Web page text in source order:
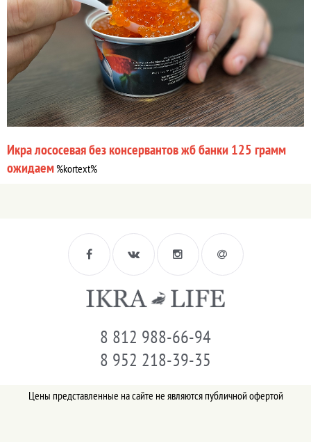
Икра лососевая без консервантов жб банки 125 грамм
ожидаем %kortext%
8 812 988-66-94
8 952 218-39-35
Цены представленные на сайте не являются публичной офертой